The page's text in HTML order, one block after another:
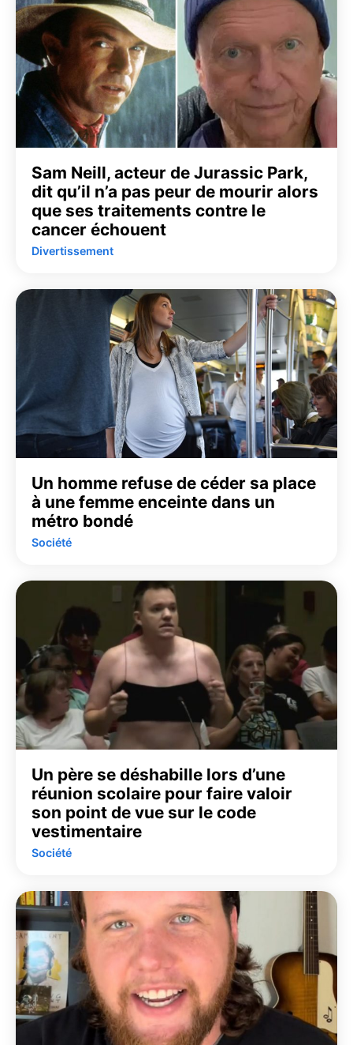
Sam Neill, acteur de Jurassic Park,
dit qu’il n’a pas peur de mourir alors
que ses traitements contre le
cancer échouent
Divertissement
Un homme refuse de céder sa place
à une femme enceinte dans un
métro bondé
Société
Un père se déshabille lors d’une
réunion scolaire pour faire valoir
son point de vue sur le code
vestimentaire
Société